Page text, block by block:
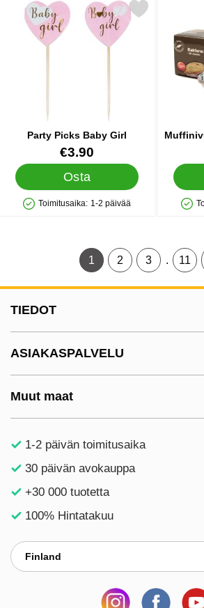
Party Picks Baby Girl
Tuote.nro 38266
€3.90
Osta
Saatavuus: Varastossa
Toimitusaika: 1-2 päivää
Merkitse party Picks Baby Girl
Tämänhetkinen sivu,
1
Siirry sivulle
2
Siirry
3
.
11
TIEDOT
ASIAKASPALVELU
Muut maat
1-2 päivän toimitusaika
30 päivän avokauppa
+30 000 tuotetta
100% Hintatakuu
Finland